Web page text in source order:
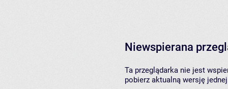
Niewspierana
Ta przeglądarka nie jest
pobierz aktualną wersję